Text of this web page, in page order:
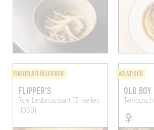
VINGERAFLIKLEKKER
FLIPPER'S
Rue Lesbroussart 13 Ixelles
(1050)
AZIATISCH
OLD BOY
Tenbosch